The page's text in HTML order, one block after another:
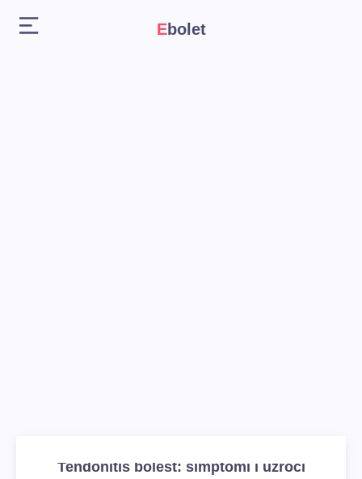
Ebolet
Tendonitis bolest: simptomi i uzroci